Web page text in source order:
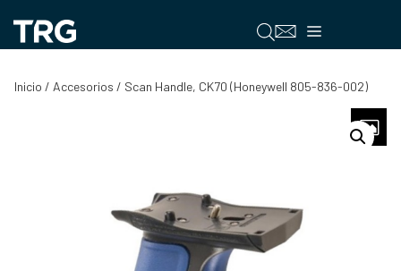
contenido
Menú
Inicio / Accesorios / Scan Handle, CK70 (Honeywell 805-836-002)